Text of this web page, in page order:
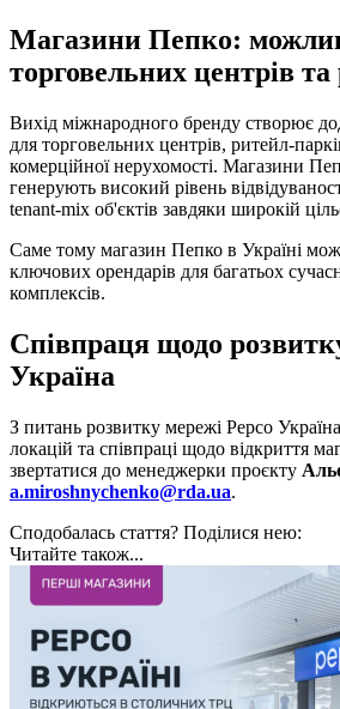
Магазини Пепко:
торговельних центрів
Вихід міжнародного бренду створює
для торговельних центрів, ритейл-
комерційної нерухомості. Магазини
генерують високий рівень
tenant-mix об'єктів завдяки широкій
Саме тому магазин Пепко в Україні
ключових орендарів для багатьох
комплексів.
Співпраця щодо
Україна
З питань розвитку мережі Pepco
локацій та співпраці щодо відкриття
звертатися до менеджерки проєкту
a.miroshnychenko@rda.ua.
Сподобалась стаття? Поділися нею:
Читайте також...